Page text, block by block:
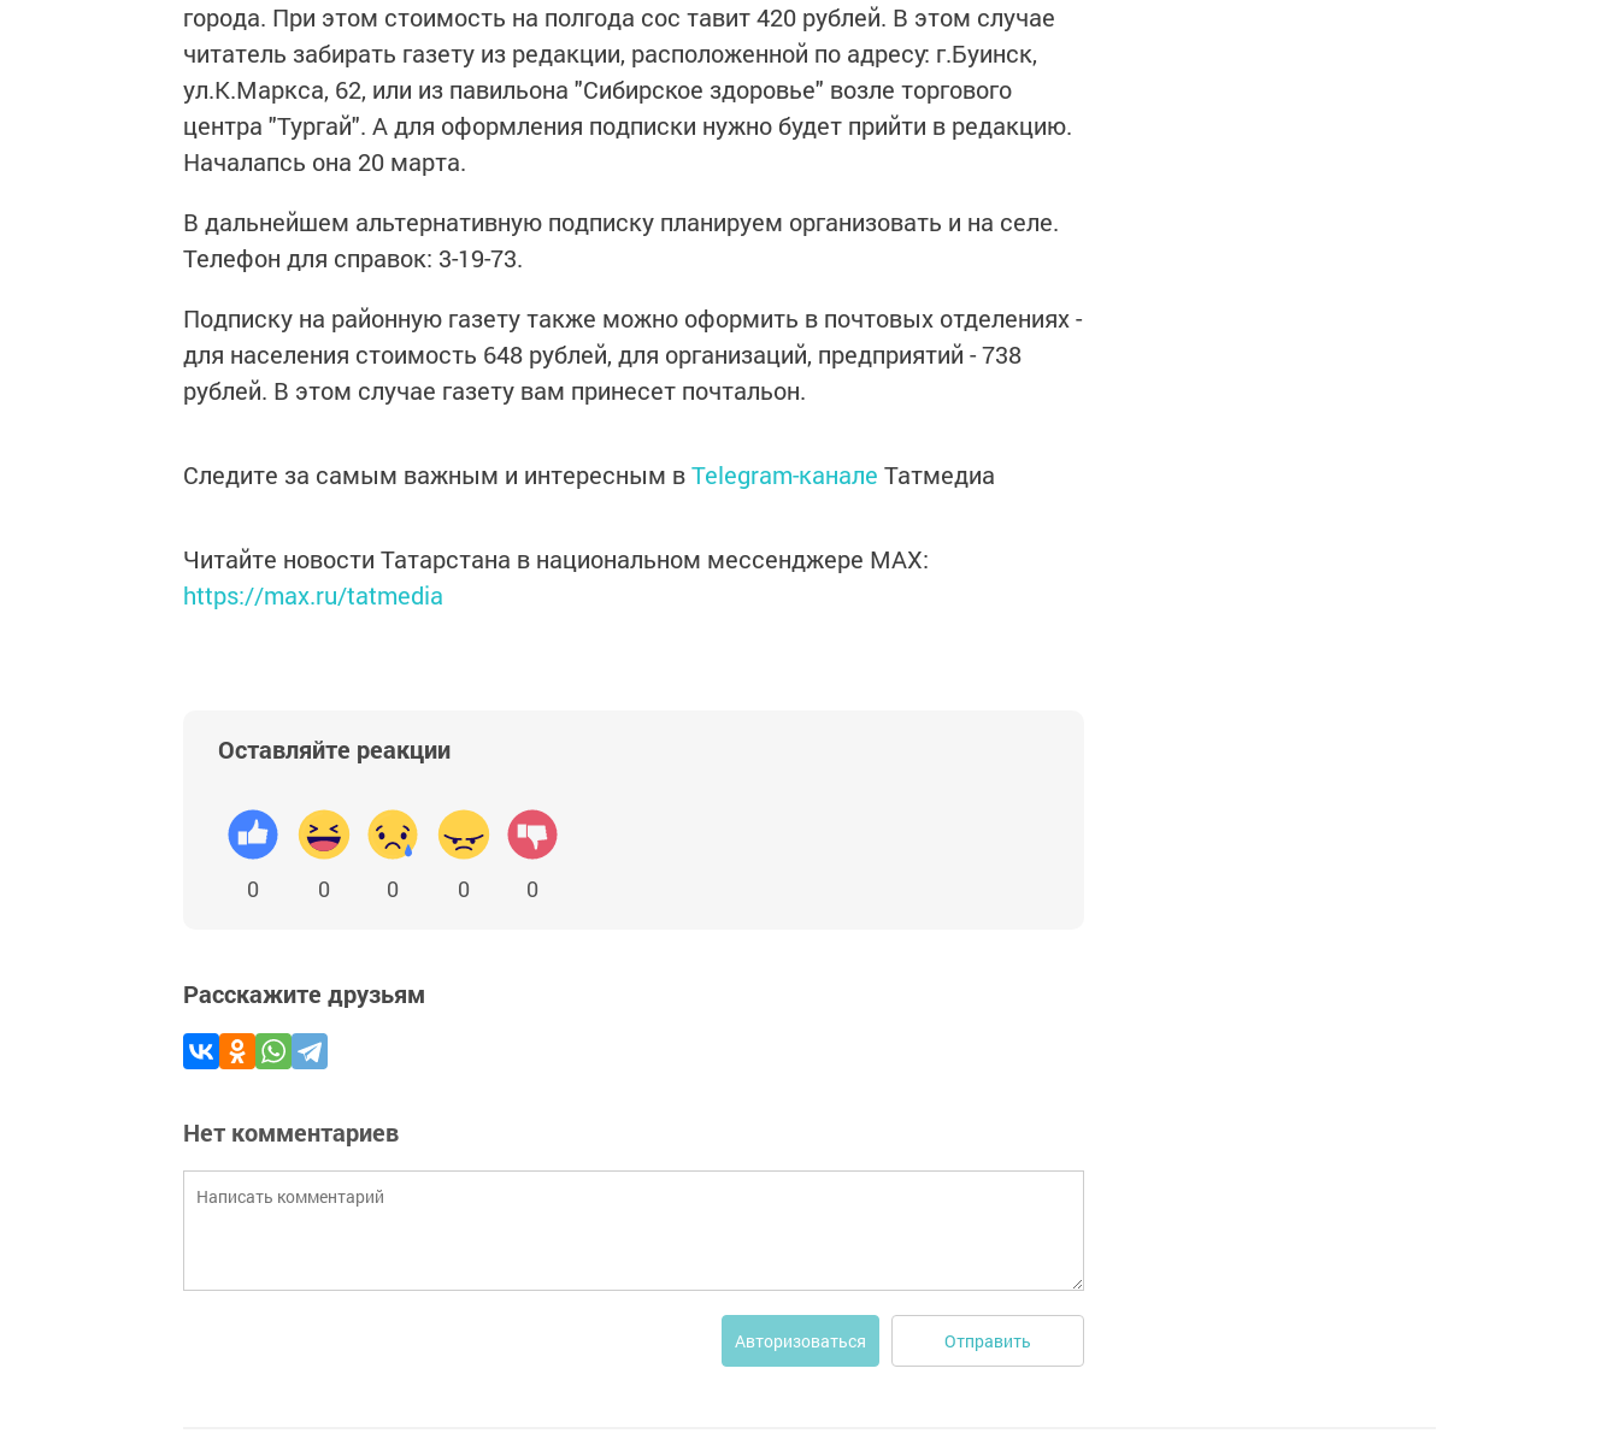
города. При этом стоимость на полгода сос тавит 420 рублей. В этом случае
читатель забирать газету из редакции, расположенной по адресу: г.Буинск,
ул.К.Маркса, 62, или из павильона "Сибирское здоровье" возле торгового
центра "Тургай". А для оформления подписки нужно будет прийти в редакцию.
Началапсь она 20 марта.
В дальнейшем альтернативную подписку планируем организовать и на селе.
Телефон для справок: 3-19-73.
Подписку на районную газету также можно оформить в почтовых отделениях -
для населения стоимость 648 рублей, для организаций, предприятий - 738
рублей. В этом случае газету вам принесет почтальон.
Следите за самым важным и интересным вTelegram-канале Татмедиа
Читайте новости Татарстана в национальном мессенджере MАХ:
https://max.ru/tatmedia
Оставляйте реакции
0 0 0 0 0
Расскажите друзьям
Нет комментариев
Авторизоваться Отправить